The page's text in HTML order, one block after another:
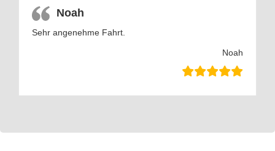
Noah
Sehr angenehme Fahrt.
Noah